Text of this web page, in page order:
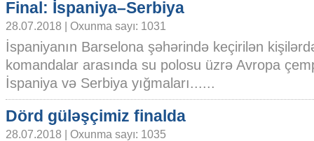
Final: İspaniya–Serbiya
28.07.2018 | Oxunma sayı: 1031
İspaniyanın Barselona şəhərində keçirilən
komandalar arasında su polosu üzrə Avropa
İspaniya və Serbiya yığmaları......
Dörd güləşçimiz finalda
28.07.2018 | Oxunma sayı: 1035